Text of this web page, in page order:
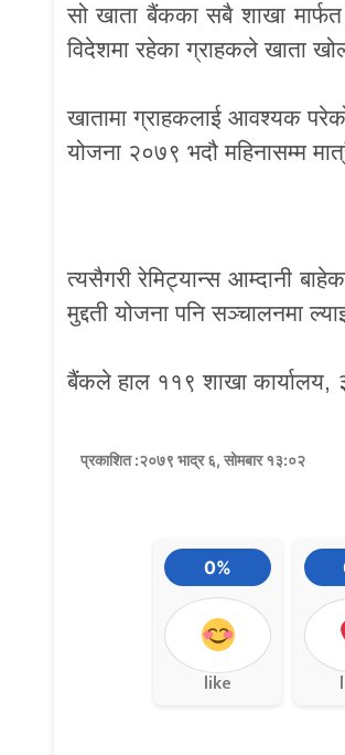
सो खाता बैंकका सबै शाखा
विदेशमा रहेका ग्राहकले खाता
खातामा ग्राहकलाई आवश्यक
योजना २०७९ भदौ महिनासम्म
त्यसैगरी रेमिट्यान्स आम्दानी
मुद्दती योजना पनि सञ्चालनमा
बैंकले हाल ११९ शाखा कार्यालय,
प्रकाशित :२०७९ भाद्र ६, सोमबार १३:०२
0%
like